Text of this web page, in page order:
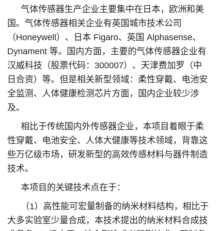
气体传感器生产企业主要集中在日本，欧洲和美
国。气体传感器相关企业有英国城市技术公司
（Honeywell）、日本 Figaro、英国 Alphasense、
Dynament 等。国内方面，主要的气体传感器企业有
汉威科技（股票代码：300007）、天津费加罗（中
日合资）等。但是相关新型领域：柔性穿戴、电池安
全监测、人体健康检测芯片方面，国内企业较少涉
及。
相比于传统国内外传感器企业，本项目着眼于柔
性穿戴、电池安全、人体大健康等技术领域，背靠这
些万亿级市场，研发新型的高效传感材料与器件制造
技术。
本项目的关键技术点在于：
（1）高性能可宏量制备的纳米材料结构，相比于
大多实验室少量合成，本技术提出的纳米材料合成技